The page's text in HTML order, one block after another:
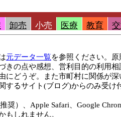
卸売 小売 医療 教育
元データ一覧を参照ください。
の点や感想、営利目的の利用
にどうぞ。また市町村に関係が
するサイト(ブログ)からのみ受
奨）、Apple Safari、Google
もしれません。